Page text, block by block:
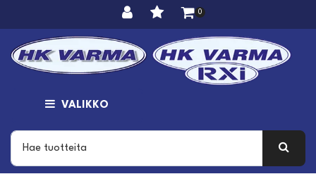
0
VALIKKO